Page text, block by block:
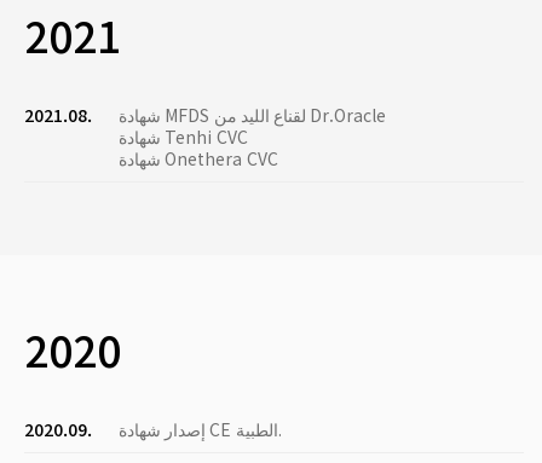
2021
2021.08.
شهادة MFDS لقناع الليد من Dr.Oracle
شهادة Tenhi CVC
شهادة Onethera CVC
2020
2020.09.
إصدار شهادة CE الطبية.